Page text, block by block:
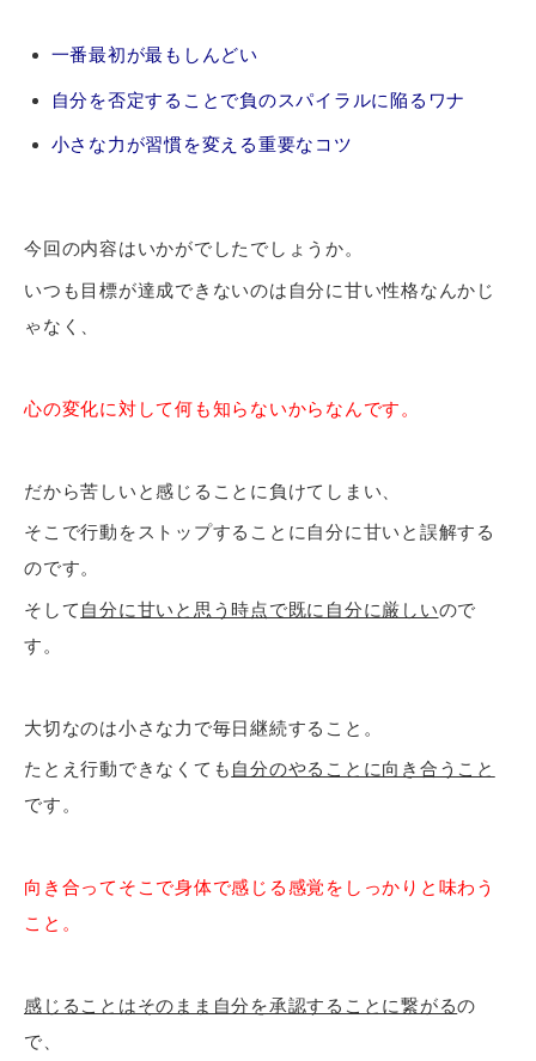
一番最初が最もしんどい
自分を否定することで負のスパイラルに陥るワナ
小さな力が習慣を変える重要なコツ
今回の内容はいかがでしたでしょうか。
いつも目標が達成できないのは自分に甘い性格なんかじ
ゃなく、
心の変化に対して何も知らないからなんです。
だから苦しいと感じることに負けてしまい、
そこで行動をストップすることに自分に甘いと誤解する
のです。
そして 自分に甘いと思う時点で既に自分に厳しいので
す。
大切なのは小さな力で毎日継続すること。
たとえ行動できなくても 自分のやることに向き合うこと
です。
向き合ってそこで身体で感じる感覚をしっかりと味わう
こと。
感じることはそのまま自分を承認することに繋がるの
で、